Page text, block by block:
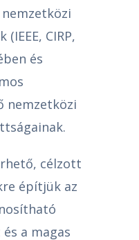
CIRP,
és
nemzetközi
célzott
építjük az
a magas